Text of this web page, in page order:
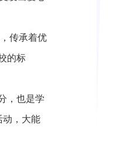
传承着优
的标
，也是学
动，大能